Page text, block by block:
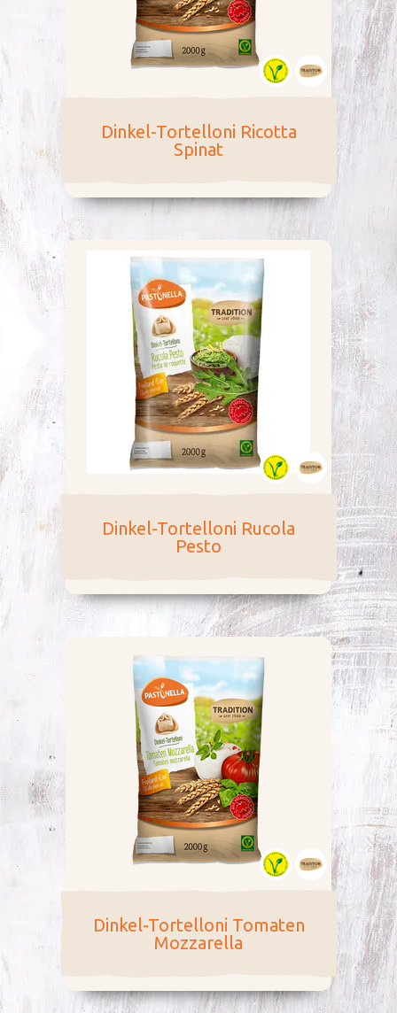
Dinkel-Tortelloni Ricotta
Spinat
Dinkel-Tortelloni Rucola
Pesto
Dinkel-Tortelloni Tomaten
Mozzarella